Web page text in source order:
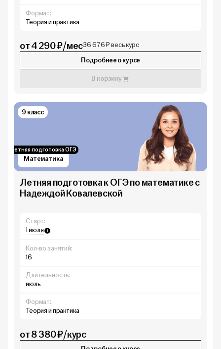
Формат:
Теория и практика
от 4 290 ₽/мес36 676 ₽ весь курс
Подробнее о курсе
В корзину
Математика
Летняя подготовка ОГЭ
9 класс
Летняя подготовка к ОГЭ по математике с
Надеждой Ковалевской
Старт:
1 июля
Кол-во занятий:
16
Длительность:
июль
Формат:
Теория и практика
от 8 380 ₽/курс